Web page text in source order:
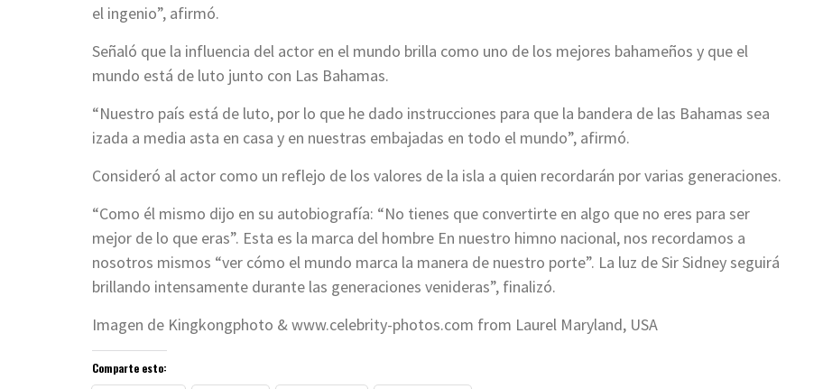
el ingenio”, afirmó.
Señaló que la influencia del actor en el mundo brilla como uno de los mejores bahameños y que el
mundo está de luto junto con Las Bahamas.
“Nuestro país está de luto, por lo que he dado instrucciones para que la bandera de las Bahamas sea
izada a media asta en casa y en nuestras embajadas en todo el mundo”, afirmó.
Consideró al actor como un reflejo de los valores de la isla a quien recordarán por varias generaciones.
“Como él mismo dijo en su autobiografía: “No tienes que convertirte en algo que no eres para ser
mejor de lo que eras”. Esta es la marca del hombre En nuestro himno nacional, nos recordamos a
nosotros mismos “ver cómo el mundo marca la manera de nuestro porte”. La luz de Sir Sidney seguirá
brillando intensamente durante las generaciones venideras”, finalizó.
Imagen de Kingkongphoto & www.celebrity-photos.com from Laurel Maryland, USA
Comparte esto: